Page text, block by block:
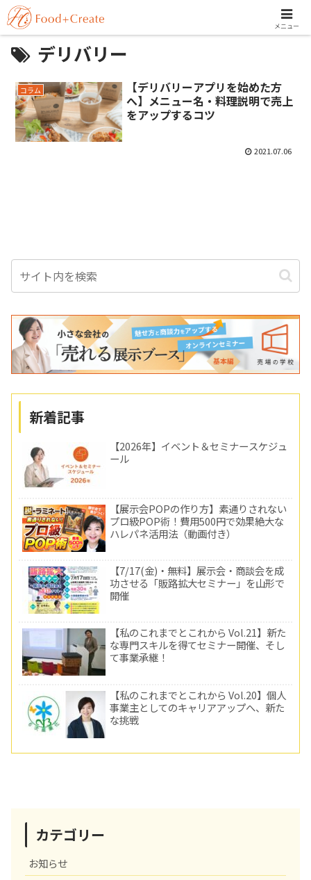
デリバリー
コラム
【デリバリーアプリを始めた方
へ】メニュー名・料理説明で売上
をアップするコツ
2021.07.06
新着記事
【2026年】イベント＆セミナースケジュ
ール
【展示会POPの作り方】素通りされない
プロ級POP術！費用500円で効果絶大な
ハレパネ活用法（動画付き）
【7/17(金)・無料】展示会・商談会を成
功させる「販路拡大セミナー」を山形で
開催
【私のこれまでとこれから Vol.21】新た
な専門スキルを得てセミナー開催、そし
て事業承継！
【私のこれまでとこれから Vol.20】個人
事業主としてのキャリアアップへ、新た
な挑戦
カテゴリー
お知らせ
メニュー